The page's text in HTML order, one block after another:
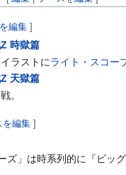
編集 ]
時獄篇
ラストにライト・スコー
天獄篇
。
を編集 ]
ズ」は時系列的に『ビ